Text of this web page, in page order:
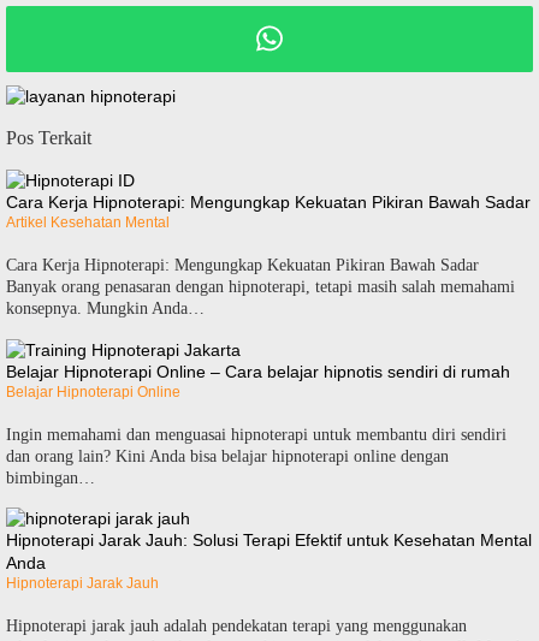
Pos Terkait
Cara Kerja Hipnoterapi: Mengungkap Kekuatan Pikiran Bawah Sadar
Artikel Kesehatan Mental
Cara Kerja Hipnoterapi: Mengungkap Kekuatan Pikiran Bawah Sadar
Banyak orang penasaran dengan hipnoterapi, tetapi masih salah memahami
konsepnya. Mungkin Anda…
Belajar Hipnoterapi Online – Cara belajar hipnotis sendiri di rumah
Belajar Hipnoterapi Online
Ingin memahami dan menguasai hipnoterapi untuk membantu diri sendiri
dan orang lain? Kini Anda bisa belajar hipnoterapi online dengan
bimbingan…
Hipnoterapi Jarak Jauh: Solusi Terapi Efektif untuk Kesehatan Mental
Anda
Hipnoterapi Jarak Jauh
Hipnoterapi jarak jauh adalah pendekatan terapi yang menggunakan